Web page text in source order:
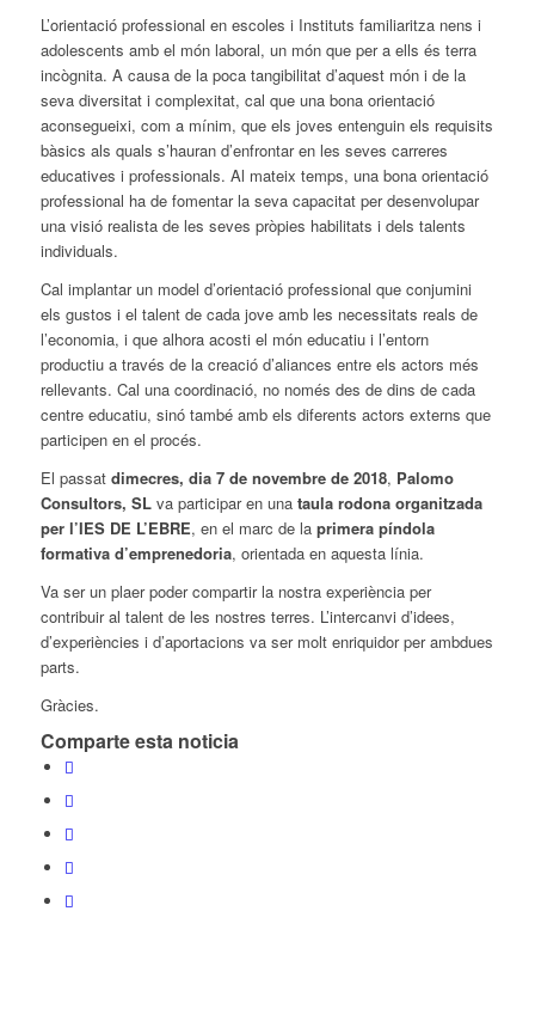
L’orientació professional en escoles i Instituts familiaritza nens i
adolescents amb el món laboral, un món que per a ells és terra
incògnita. A causa de la poca tangibilitat d’aquest món i de la
seva diversitat i complexitat, cal que una bona orientació
aconsegueixi, com a mínim, que els joves entenguin els requisits
bàsics als quals s’hauran d’enfrontar en les seves carreres
educatives i professionals. Al mateix temps, una bona orientació
professional ha de fomentar la seva capacitat per desenvolupar
una visió realista de les seves pròpies habilitats i dels talents
individuals.
Cal implantar un model d’orientació professional que conjumini
els gustos i el talent de cada jove amb les necessitats reals de
l’economia, i que alhora acosti el món educatiu i l’entorn
productiu a través de la creació d’aliances entre els actors més
rellevants. Cal una coordinació, no només des de dins de cada
centre educatiu, sinó també amb els diferents actors externs que
participen en el procés.
El passat dimecres, dia 7 de novembre de 2018, Palomo
Consultors, SLva participar en una taula rodona organitzada
per l’IES DE L’EBRE, en el marc de la primera píndola
formativa d’emprenedoria, orientada en aquesta línia.
Va ser un plaer poder compartir la nostra experiència per
contribuir al talent de les nostres terres. L’intercanvi d’idees,
d’experiències i d’aportacions va ser molt enriquidor per ambdues
parts.
Gràcies.
Comparte esta noticia